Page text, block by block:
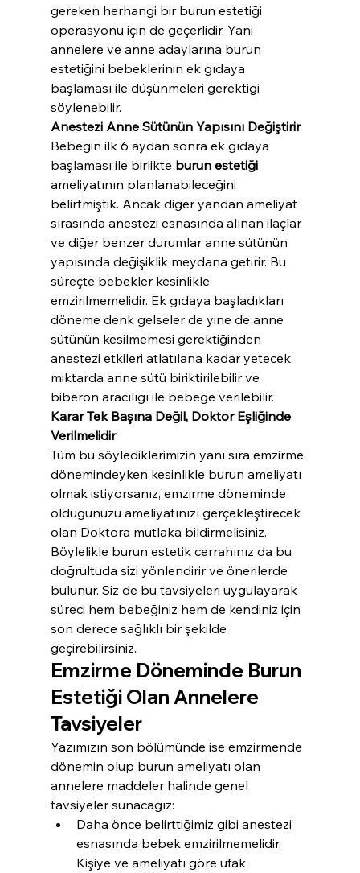
gereken herhangi bir burun estetiği
operasyonu için de geçerlidir. Yani
annelere ve anne adaylarına burun
estetiğini bebeklerinin ek gıdaya
başlaması ile düşünmeleri gerektiği
söylenebilir.
Anestezi Anne Sütünün Yapısını Değiştirir
Bebeğin ilk 6 aydan sonra ek gıdaya
başlaması ile birlikte burun estetiği
ameliyatının planlanabileceğini
belirtmiştik. Ancak diğer yandan ameliyat
sırasında anestezi esnasında alınan ilaçlar
ve diğer benzer durumlar anne sütünün
yapısında değişiklik meydana getirir. Bu
süreçte bebekler kesinlikle
emzirilmemelidir. Ek gıdaya başladıkları
döneme denk gelseler de yine de anne
sütünün kesilmemesi gerektiğinden
anestezi etkileri atlatılana kadar yetecek
miktarda anne sütü biriktirilebilir ve
biberon aracılığı ile bebeğe verilebilir.
Karar Tek Başına Değil, Doktor Eşliğinde
Verilmelidir
Tüm bu söylediklerimizin yanı sıra emzirme
dönemindeyken kesinlikle burun ameliyatı
olmak istiyorsanız, emzirme döneminde
olduğunuzu ameliyatınızı gerçekleştirecek
olan Doktora mutlaka bildirmelisiniz.
Böylelikle burun estetik cerrahınız da bu
doğrultuda sizi yönlendirir ve önerilerde
bulunur. Siz de bu tavsiyeleri uygulayarak
süreci hem bebeğiniz hem de kendiniz için
son derece sağlıklı bir şekilde
geçirebilirsiniz.
Emzirme Döneminde Burun
Estetiği Olan Annelere
Tavsiyeler
Yazımızın son bölümünde ise emzirmende
dönemin olup burun ameliyatı olan
annelere maddeler halinde genel
tavsiyeler sunacağız:
Daha önce belirttiğimiz gibi anestezi
esnasında bebek emzirilmemelidir.
Kişiye ve ameliyatı göre ufak